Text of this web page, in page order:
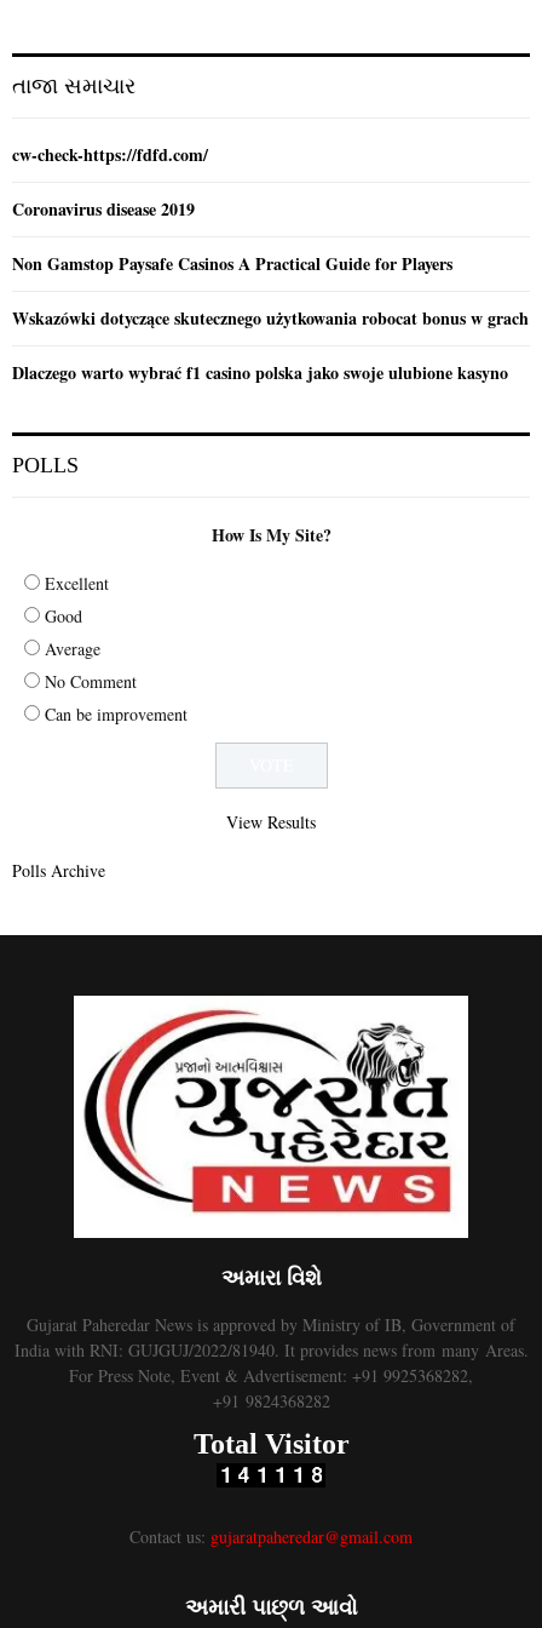
:
તાજા સમાચાર
cw-check-https://fdfd.com/
Coronavirus disease 2019
Non Gamstop Paysafe Casinos A Practical Guide for Players
Wskazówki dotyczące skutecznego użytkowania robocat bonus w grach
Dlaczego warto wybrać f1 casino polska jako swoje ulubione kasyno
POLLS
How Is My Site?
Excellent
Good
Average
No Comment
Can be improvement
View Results
Polls Archive
અમારા વિશે
Gujarat Paheredar News is approved by Ministry of IB, Government of
India with RNI: GUJGUJ/2022/81940. It provides news from many Areas.
For Press Note, Event & Advertisement: +91 9925368282,
+91 9824368282
Total Visitor
Contact us: gujaratpaheredar@gmail.com
અમારી પાછ્ળ આવો